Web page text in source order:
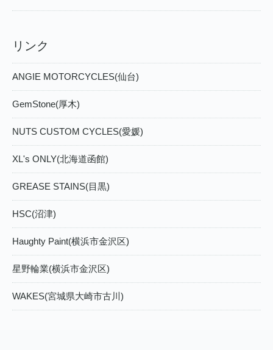
リンク
ANGIE MOTORCYCLES(仙台)
GemStone(厚木)
NUTS CUSTOM CYCLES(愛媛)
XL's ONLY(北海道函館)
GREASE STAINS(目黒)
HSC(沼津)
Haughty Paint(横浜市金沢区)
星野輪業(横浜市金沢区)
WAKES(宮城県大崎市古川)